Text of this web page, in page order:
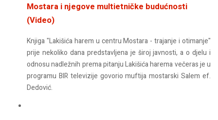
Mostara i njegove multietničke budućnosti
(Video)
Knjiga "Lakišića harem u centru Mostara - trajanje i otimanje"
prije nekoliko dana predstavljena je široj javnosti, a o djelu i
odnosu nadležnih prema pitanju Lakišića harema večeras je u
programu BIR televizije govorio muftija mostarski Salem ef.
Dedović.